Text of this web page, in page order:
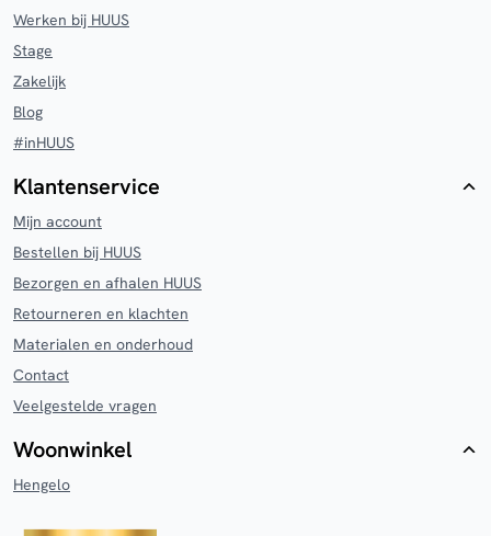
Werken bij HUUS
Stage
Zakelijk
Blog
#inHUUS
Klantenservice
Mijn account
Bestellen bij HUUS
Bezorgen en afhalen HUUS
Retourneren en klachten
Materialen en onderhoud
Contact
Veelgestelde vragen
Woonwinkel
Hengelo